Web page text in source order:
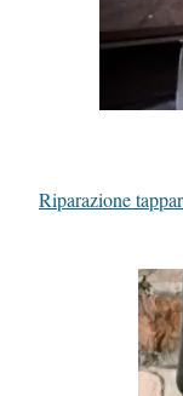
Riparazione